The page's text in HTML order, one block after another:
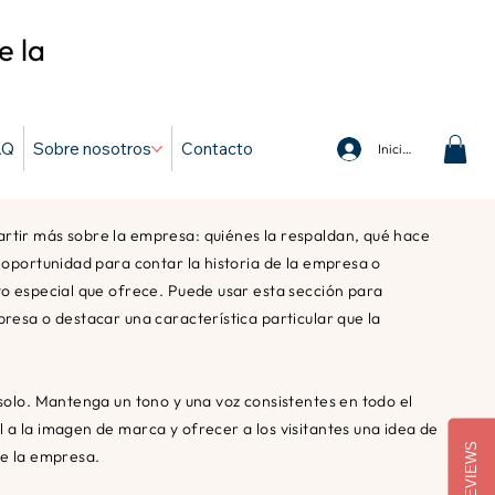
Iniciar sesión
Sobre nosotros Contacto
la
más sobre la empresa: quiénes la respaldan, qué hace
para contar la historia de la empresa o
especial que ofrece. Puede usar esta sección para
o destacar una característica particular que la
Mantenga un tono y una voz consistentes en todo el
la imagen de marca y ofrecer a los visitantes una idea de
la empresa.
REVIEWS